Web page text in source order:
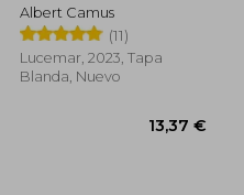
Albert Camus
(11)
Lucemar, 2023, Tapa
Blanda, Nuevo